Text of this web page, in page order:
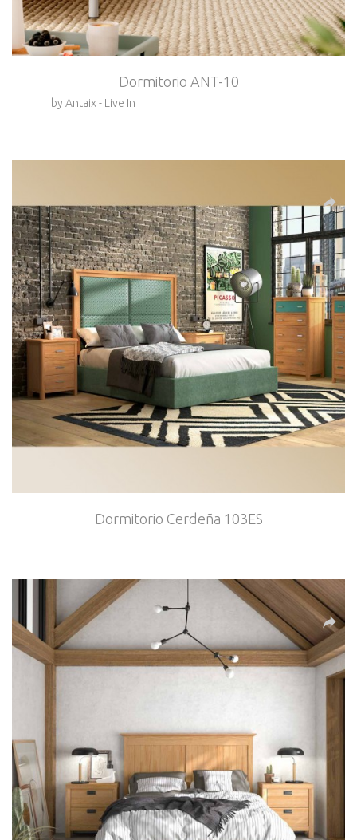
Dormitorio ANT-10
by Antaix - Live In
Dormitorio Cerdeña 103ES